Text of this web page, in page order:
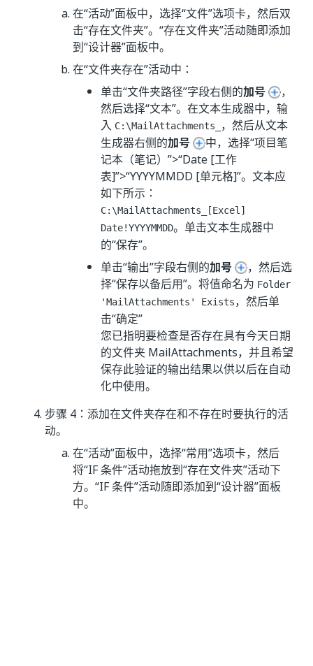
在“活动”面板中，选择“文件”选项卡，然后双
击“存在文件夹”。“存在文件夹”活动随即添加
到“设计器”面板中。
在“文件夹存在”活动中：
单击“文件夹路径”字段右侧的加号
，
然后选择“文本”。在文本生成器中，输
入 C:\MailAttachments_
，然后从文本
生成器右侧的加号
中，选择“项目笔
记本（笔记）”>“Date [工作
表]”>“YYYYMMDD [单元格]”。文本应
如下所示：
C:\MailAttachments_[Excel]
Date!YYYYMMDD。单击文本生成器中
的“保存”。
单击“输出”字段右侧的加号
，然后选
择“保存以备后用”。将值命名为 Folder
'MailAttachments' Exists，然后单
击“确定”
您已指明要检查是否存在具有今天日期
的文件夹 MailAttachments，并且希望
保存此验证的输出结果以供以后在自动
化中使用。
步骤 4：添加在文件夹存在和不存在时要执行的活
动。
在“活动”面板中，选择“常用”选项卡，然后
将“IF 条件”活动拖放到“存在文件夹”活动下
方。“IF 条件”活动随即添加到“设计器”面板
中。